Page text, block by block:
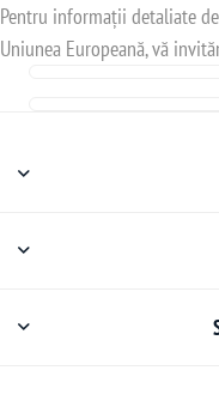
Pentru informații detaliate
Uniunea Europeană, vă